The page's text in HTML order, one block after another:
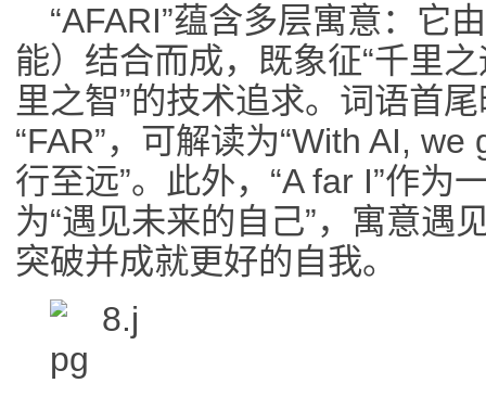
“AFARI”蕴含多层寓意：它
能）结合而成，既象征“千里
里之智”的技术追求。词语首
“FAR”，可解读为“With AI,
行至远”。此外，“A far I”作为
为“遇见未来的自己”，寓意遇
突破并成就更好的自我。